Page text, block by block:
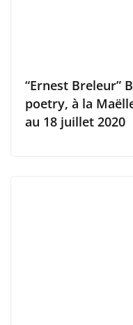
“Ernest Breleur”
poetry, à la
au 18 juillet 2020